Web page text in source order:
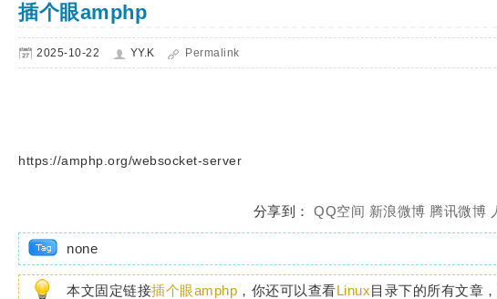
插个眼amphp
2025-10-22 YY.K Permalink
https://amphp.org/websocket-server
分享到： QQ空间 新浪微博 腾讯微博
none
本文固定链接插个眼amphp ，你还可以查看Linux目录下的所有文章